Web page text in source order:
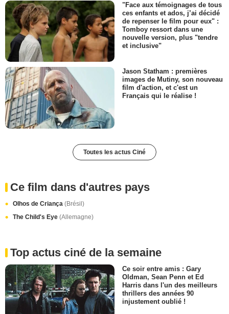
"Face aux témoignages de tous
ces enfants et ados, j’ai décidé
de repenser le film pour eux" :
Tomboy ressort dans une
nouvelle version, plus "tendre
et inclusive"
Jason Statham : premières
images de Mutiny, son nouveau
film d'action, et c'est un
Français qui le réalise !
Toutes les actus Ciné
Ce film dans d'autres pays
Olhos de Criança (Brésil)
The Child's Eye (Allemagne)
Top actus ciné de la semaine
Ce soir entre amis : Gary
Oldman, Sean Penn et Ed
Harris dans l'un des meilleurs
thrillers des années 90
injustement oublié !